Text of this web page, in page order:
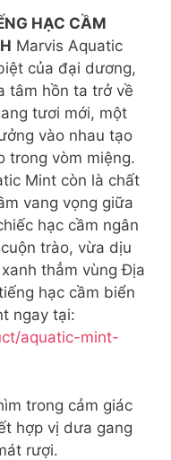
HẠC CẦM
Marvis Aquatic
của đại dương,
tâm hồn ta trở về
tươi mới, một
vào nhau tạo
trong vòm miệng.
Mint còn là chất
vang vọng giữa
hạc cầm ngân
trào, vừa dịu
thẳm vùng Địa
hạc cầm biển
ngay tại:
aquatic-mint-
trong cảm giác
hợp vị dưa gang
rượi.